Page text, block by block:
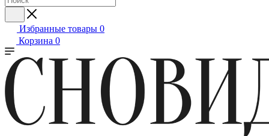
Избранные товары 0
Корзина 0